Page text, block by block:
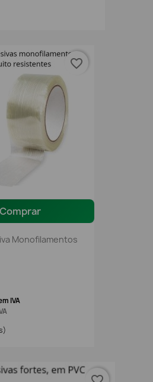
Comprar
Monofilamentos
IVA
favorite_border